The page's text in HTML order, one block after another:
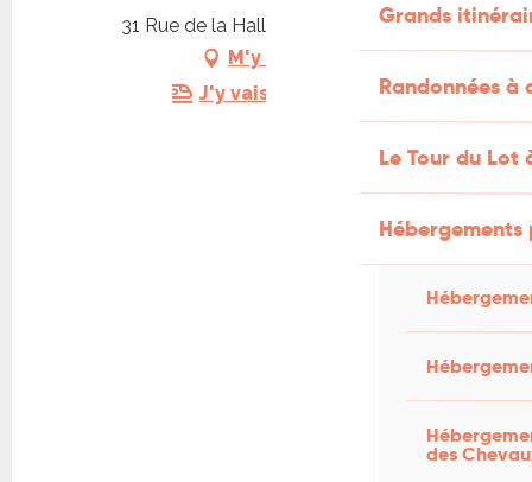
Grands
Randonnées
Le Tour du Lot
des
31 Rue de la Halle, 46000 Cahors
M'y rendre
J'y vais en train !